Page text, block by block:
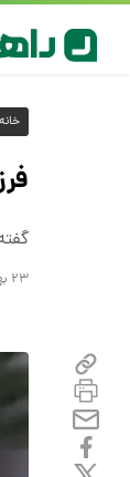
خانه
۲۳ بهمن ۱۴۰۳